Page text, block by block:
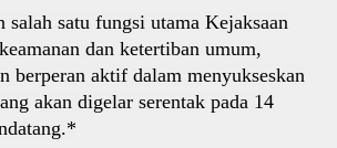
salah satu fungsi utama Kejaksaan
dan ketertiban umum,
berperan aktif dalam menyukseskan
akan digelar serentak pada 14